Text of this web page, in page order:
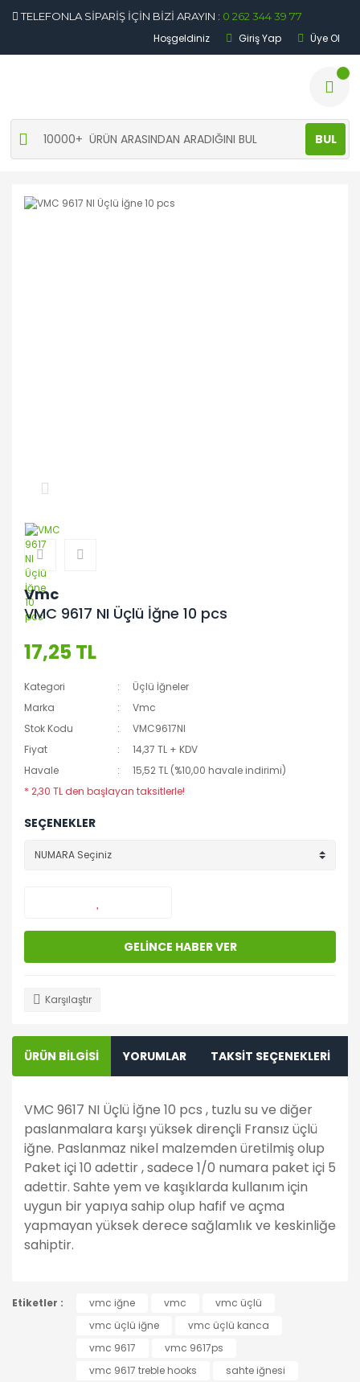
TELEFONLA SİPARİŞ İÇİN BİZİ ARAYIN : 0 262 344 39 77
Hoşgeldiniz Giriş Yap Üye Ol
BUL
Vmc
VMC 9617 NI Üçlü İğne 10 pcs
17,25 TL
Kategori
Üçlü İğneler
Marka
Vmc
Stok Kodu
VMC9617NI
Fiyat
14,37 TL + KDV
Havale
15,52 TL (%10,00 havale indirimi)
* 2,30 TL den başlayan taksitlerle!
SEÇENEKLER
GELİNCE HABER VER
Karşılaştır
ÜRÜN BİLGİSİ YORUMLAR TAKSİT SEÇENEKLERİ
VMC 9617 NI Üçlü İğne 10 pcs , tuzlu su ve diğer
paslanmalara karşı yüksek dirençli Fransız üçlü
iğne. Paslanmaz nikel malzemden üretilmiş olup
Paket içi 10 adettir , sadece 1/0 numara paket içi 5
adettir. Sahte yem ve kaşıklarda kullanım için
uygun bir yapıya sahip olup hafif ve açma
yapmayan yüksek derece sağlamlık ve keskinliğe
sahiptir.
Bu ürüne ilk yorumu siz yapın!
diğer konularda yetersiz gördüğünüz noktaları öneri
formunu kullanarak tarafımıza iletebilirsiniz.
Görüş ve önerileriniz için teşekkür ederiz.
Ürün resmi kalitesiz, bozuk veya görüntülenemiyor.
Etiketler : vmc iğne vmc
vmc üçlü
vmc üçlü iğne
vmc üçlü kanca
vmc 9617
vmc 9617ps
vmc 9617 treble hooks
sahte iğnesi